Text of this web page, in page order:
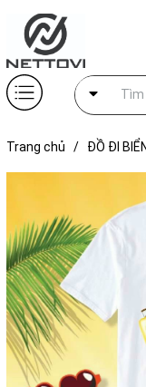
Trang chủ / ĐỒ ĐI BIỂN